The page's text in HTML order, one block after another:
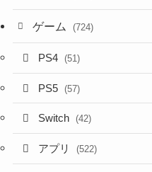
ゲーム (724)
PS4 (51)
PS5 (57)
Switch (42)
アプリ (522)